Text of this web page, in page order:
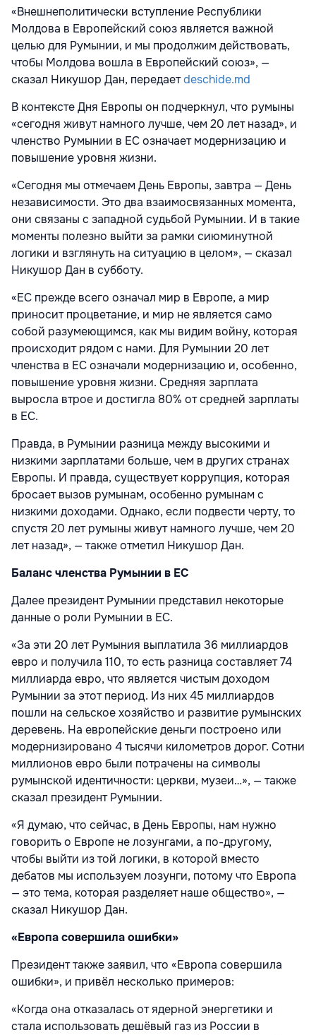
«Внешнеполитически вступление Республики
Молдова в Европейский союз является важной
целью для Румынии, и мы продолжим действовать,
чтобы Молдова вошла в Европейский союз», —
сказал Никушор Дан, передаетdeschide.md
В контексте Дня Европы он подчеркнул, что румыны
«сегодня живут намного лучше, чем 20 лет назад», и
членство Румынии в ЕС означает модернизацию и
повышение уровня жизни.
«Сегодня мы отмечаем День Европы, завтра — День
независимости. Это два взаимосвязанных момента,
они связаны с западной судьбой Румынии. И в такие
моменты полезно выйти за рамки сиюминутной
логики и взглянуть на ситуацию в целом», — сказал
Никушор Дан в субботу.
«ЕС прежде всего означал мир в Европе, а мир
приносит процветание, и мир не является само
собой разумеющимся, как мы видим войну, которая
происходит рядом с нами. Для Румынии 20 лет
членства в ЕС означали модернизацию и, особенно,
повышение уровня жизни. Средняя зарплата
выросла втрое и достигла 80% от средней зарплаты
в ЕС.
Правда, в Румынии разница между высокими и
низкими зарплатами больше, чем в других странах
Европы. И правда, существует коррупция, которая
бросает вызов румынам, особенно румынам с
низкими доходами. Однако, если подвести черту, то
спустя 20 лет румыны живут намного лучше, чем 20
лет назад», — также отметил Никушор Дан.
Баланс членства Румынии в ЕС
Далее президент Румынии представил некоторые
данные о роли Румынии в ЕС.
«За эти 20 лет Румыния выплатила 36 миллиардов
евро и получила 110, то есть разница составляет 74
миллиарда евро, что является чистым доходом
Румынии за этот период. Из них 45 миллиардов
пошли на сельское хозяйство и развитие румынских
деревень. На европейские деньги построено или
модернизировано 4 тысячи километров дорог. Сотни
миллионов евро были потрачены на символы
румынской идентичности: церкви, музеи…», — также
сказал президент Румынии.
«Я думаю, что сейчас, в День Европы, нам нужно
говорить о Европе не лозунгами, а по-другому,
чтобы выйти из той логики, в которой вместо
дебатов мы используем лозунги, потому что Европа
— это тема, которая разделяет наше общество», —
сказал Никушор Дан.
«Европа совершила ошибки»
Президент также заявил, что «Европа совершила
ошибки», и привёл несколько примеров:
«Когда она отказалась от ядерной энергетики и
стала использовать дешёвый газ из России в